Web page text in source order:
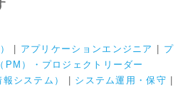
アプリケーションエンジニア
プ
PM）・プロジェクトリーダー
システム） システム運用・保守